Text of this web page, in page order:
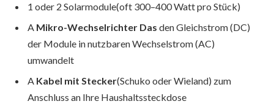
1 oder 2 Solarmodule(oft 300–400 Watt pro Stück)
A Mikro-Wechselrichter Das den Gleichstrom (DC)
der Module in nutzbaren Wechselstrom (AC)
umwandelt
A Kabel mit Stecker(Schuko oder Wieland) zum
Anschluss an Ihre Haushaltssteckdose